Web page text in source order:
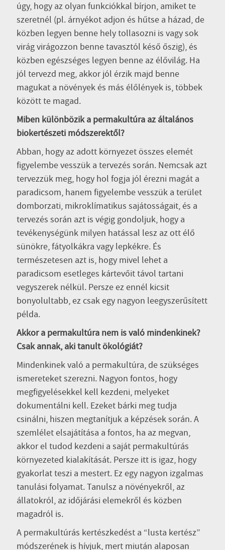
úgy, hogy az olyan funkciókkal bírjon, amiket te
szeretnél (pl. árnyékot adjon és hűtse a házad, de
közben legyen benne hely tollasozni is vagy sok
virág virágozzon benne tavasztól késő őszig), és
közben egészséges legyen benne az élővilág. Ha
jól tervezd meg, akkor jól érzik majd benne
magukat a növények és más élőlények is, többek
között te magad.
Miben különbözik a permakultúra az általános
biokertészeti módszerektől?
Abban, hogy az adott környezet összes elemét
figyelembe vesszük a tervezés során. Nemcsak azt
tervezzük meg, hogy hol fogja jól érezni magát a
paradicsom, hanem figyelembe vesszük a terület
domborzati, mikroklímatikus sajátosságait, és a
tervezés során azt is végig gondoljuk, hogy a
tevékenységünk milyen hatással lesz az ott élő
sünökre, fátyolkákra vagy lepkékre. És
természetesen azt is, hogy mivel lehet a
paradicsom esetleges kártevőit távol tartani
vegyszerek nélkül. Persze ez ennél kicsit
bonyolultabb, ez csak egy nagyon leegyszerűsített
példa.
Akkor a permakultúra nem is való mindenkinek?
Csak annak, aki tanult ökológiát?
Mindenkinek való a permakultúra, de szükséges
ismereteket szerezni. Nagyon fontos, hogy
megfigyelésekkel kell kezdeni, melyeket
dokumentálni kell. Ezeket bárki meg tudja
csinálni, hiszen megtanítjuk a képzések során. A
szemlélet elsajátítása a fontos, ha az megvan,
akkor el tudod kezdeni a saját permakultúrás
környezeted kialakítását. Persze itt is igaz, hogy
gyakorlat teszi a mestert. Ez egy nagyon izgalmas
tanulási folyamat. Tanulsz a növényekről, az
állatokról, az időjárási elemekről és közben
magadról is.
A permakultúrás kertészkedést a “lusta kertész”
módszerének is hívjuk, mert miután alaposan